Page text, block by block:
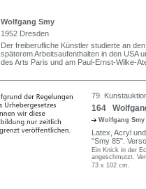
Wolfgang Smy
1952 Dresden
Der freiberufliche Künstler studierte an
späterem Arbeitsaufenthalten in den USA
des Arts Paris und am Paul-Ernst-Wilke-
79.
164
Wolfgang Smy
Latex, Acryl
"Smy 85".
Ein Knick in der
angeschmutzt.
73 x 102 cm.